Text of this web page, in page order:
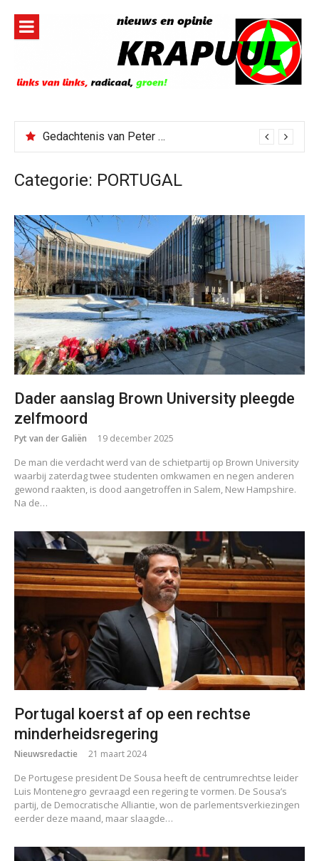
inhoud
Gedachtenis van Peter Faber
Categorie: PORTUGAL
Dader aanslag Brown University pleegde
zelfmoord
Pyt van der Galiën 19 december 2025
De man die verdacht werd van de schietpartij op Brown University
waarbij zaterdag twee studenten omkwamen en negen anderen
gewond raakten, is dood aangetroffen in Salem, New Hampshire.
Na de…
Portugal koerst af op een rechtse
minderheidsregering
Nieuwsredactie 21 maart 2024
De Portugese president De Sousa heeft de centrumrechtse leider
Luis Montenegro gevraagd een regering te vormen. De Sousa’s
partij, de Democratische Alliantie, won de parlementsverkiezingen
eerder deze maand, maar slaagde…